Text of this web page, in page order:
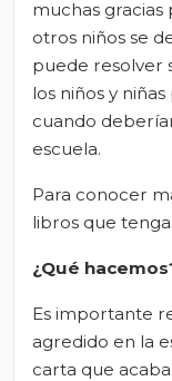
muchas gracias
otros niños se
puede resolver
los niños y
cuando
escuela.
Para conocer
libros que
¿Qué
Es importante
agredido en la
carta que